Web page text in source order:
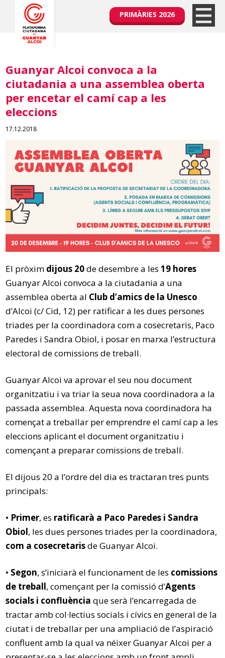
PRIMÀRIES 2026
Guanyar Alcoi convoca a la
ciutadania a una assemblea oberta
per encetar el camí cap a les
eleccions
17.12.2018
El pròxim dijous 20de desembre a les19 hores
Guanyar Alcoi convoca a la ciutadania a una
assemblea oberta al Club d’amics de la Unesco
d’Alcoi (c/ Cid, 12) per ratificar a les dues persones
triades per la coordinadora com a cosecretaris, Paco
Paredes i Sandra Obiol, i posar en marxa l’estructura
electoral de comissions de treball.
Guanyar Alcoi va aprovar el seu nou document
organitzatiu i va triar la seua nova coordinadora a la
passada assemblea. Aquesta nova coordinadora ha
començat a treballar per emprendre el camí cap a les
eleccions aplicant el document organitzatiu i
començant a preparar comissions de treball.
El dijous 20 a l’ordre del dia es tractaran tres punts
principals:
• Primer, es ratificarà a Paco Paredes i Sandra
Obiol, les dues persones triades per la coordinadora,
com a cosecretarisde Guanyar Alcoi.
• Segon, s’iniciarà el funcionament de les comissions
de treball, començant per la comissió d’Agents
socials i confluència que serà l’encarregada de
tractar amb col·lectius socials i cívics en general de la
ciutat i de treballar per una ampliació de l’aspiració
confluent amb la qual va néixer Guanyar Alcoi per a